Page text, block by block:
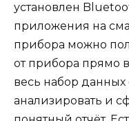
установлен
приложения на
прибора можно
от прибора прямо
весь набор данных
анализировать и